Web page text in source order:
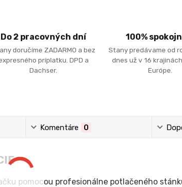
Do 2 pracovných dní
doručíme ZADARMO a bez
príplatku. DPD a
Dachser.
100%
Stany predávame od
dnes už v 16
Európe.
Komentáre 0
pomocou profesionálne potlačeného